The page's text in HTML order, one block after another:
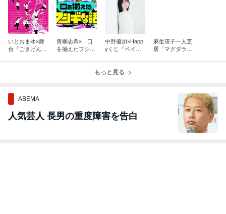
いとおまゆ×舞
台『ごきげんよ
青柳志希×「口
を揃えたフシギ
中野優加×Happ
yくじ『ベイマ
麻生瑛子一人芝
居「マグダラの
もっと見る
ABEMA
人気芸人 長男の重度障害を告白